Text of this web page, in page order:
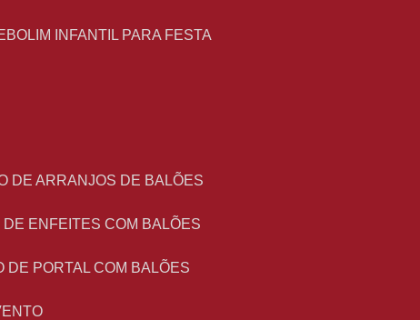
INFANTIL PARA FESTA
DE ARRANJOS DE BALÕES
DE ENFEITES COM BALÕES
DE PORTAL COM BALÕES